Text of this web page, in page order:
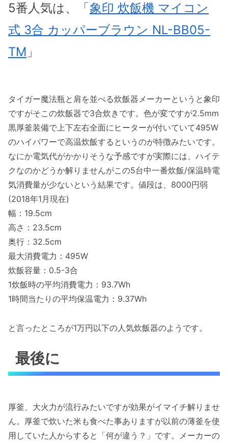
5番人気は、「象印 炊飯機 マイコン
式 3合 カッパーブラウン NL-BB05-
TM 」
タイガー魔法瓶と肩を並べる炊飯器メーカーというと象印
ですがそこの炊飯器で3合炊きです。色が変ですが2.5mm
黒厚釜装備で上下左右全面にヒーターが付いていて495W
のハイパワーで高温炊飯するというのが特徴みたいです。
なにか電気代がかかりそうな予感ですが実際には、ハイテ
クなのかどうか解りませんがこの5台中一番炊飯/保温時電
気消費量が少ないという結果です。値段は、8000円弱
(2018年1月現在)
幅：19.5cm
高さ：23.5cm
奥行：32.5cm
最大消費電力：495W
炊飯容量：0.5-3合
1炊飯時の平均消費電力：93.7Wh
1時間当たりの平均保温電力：9.37Wh
と言ったところが1万円以下の人気炊飯器のようです。
最後に
厚釜、大火力が流行みたいですが効果がイマイチ解りませ
ん。厚釜で炊いた米も食べた事ありますが以前の薄釜を使
用していた人からすると「何が違う？」です。メーカーの